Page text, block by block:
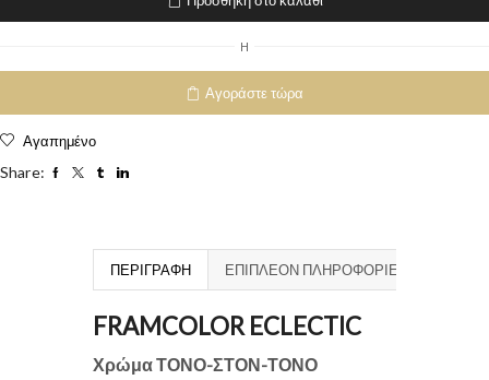
H
Αγοράστε τώρα
Αγαπημένο
Share:
ΠΕΡΙΓΡΑΦΉ ΕΠΙΠΛΈΟΝ ΠΛΗΡΟΦΟΡΊΕΣ
FRAMCOLOR ECLECTIC
Χρώμα ΤΟΝΟ-ΣΤΟΝ-ΤΟΝΟ